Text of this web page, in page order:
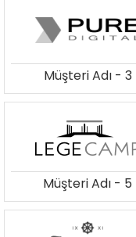
Müşteri Adı - 3
Müşteri Adı - 5